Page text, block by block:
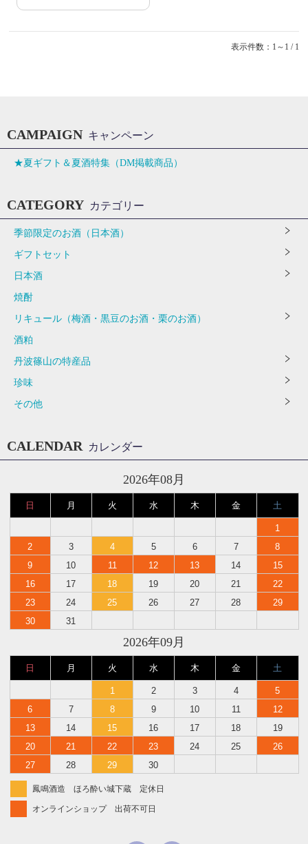
表示件数：1～1 / 1
CAMPAIGN キャンペーン
★夏ギフト＆夏酒特集（DM掲載商品）
CATEGORY カテゴリー
季節限定のお酒（日本酒）
ギフトセット
日本酒
焼酎
リキュール（梅酒・黒豆のお酒・栗のお酒）
酒粕
丹波篠山の特産品
珍味
その他
CALENDAR カレンダー
2026年08月
日 月 火 水 木 金 土
1
2
3 4 5 6 7
8
9
10 11 12 13 14
15
16
17 18 19 20 21
22
23
24 25 26 27 28
29
30
31
2026年09月
日 月 火 水 木 金 土
1 2 3 4
5
6
7 8 9 10 11
12
13
14 15 16 17 18
19
20
21 22 23 24 25
26
27
28 29 30
鳳鳴酒造 ほろ酔い城下蔵 定休日
オンラインショップ 出荷不可日